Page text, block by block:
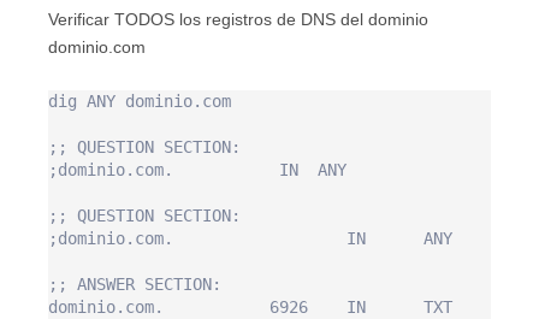
Verificar TODOS los registros de DNS del dominio
dominio.com
dig ANY dominio.com
;; QUESTION SECTION:
;dominio.com.           IN  ANY
;; QUESTION SECTION:
;dominio.com.                  IN      ANY
;; ANSWER SECTION:
dominio.com.           6926    IN      TXT